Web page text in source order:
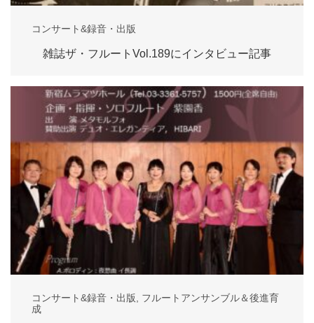
コンサート&録音・出版
雑誌ザ・フルートVol.189にインタビュー記事
コンサート&録音・出版, フルートアンサンブル＆後進育
成